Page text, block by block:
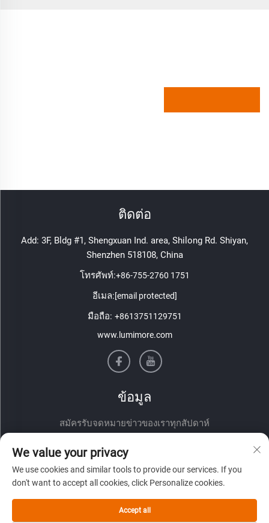
ติดต่อ
Add: 3F, Bldg #1, Shengxuan Ind. area, Shilong Rd. Shiyan,
Shenzhen 518108, China
โทรศัพท์:+86-755-2760 1751
อีเมล:[email protected]
มือถือ: +8613751129751
www.lumimore.com
ข้อมูล
สมัครรับจดหมายข่าวของเราทุกสัปดาห์
We value your privacy
We use cookies and similar tools to provide our services. If you
don't want to accept all cookies, click Personalize cookies.
Accept all